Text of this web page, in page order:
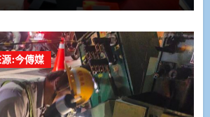
:今傳媒